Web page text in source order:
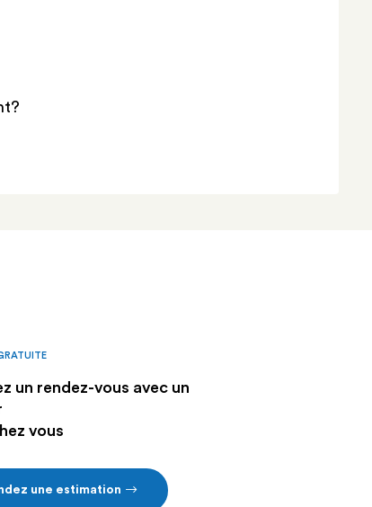
un rendez-vous avec un
vous
une estimation